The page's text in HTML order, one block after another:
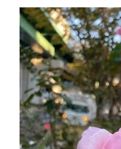
そ
の
２
６
～
宙
大
（不
変）